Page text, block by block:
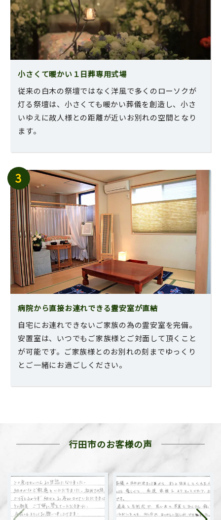
小さくて暖かい１日葬専用式場
従来の白木の祭壇ではなく洋風で多くのローソクが
灯る祭壇は、小さくても暖かい葬儀を創造し、小さ
いゆえに故人様との距離が近いお別れの空間となり
ます。
病院から直接お連れできる霊安室が直結
自宅にお連れできないご家族の為の霊安室を完備。
安置室は、いつでもご家族様とご対面して頂くこと
が可能です。ご家族様とのお別れの刻までゆっくり
とご一緒にお過ごしください。
行田市のお客様の声